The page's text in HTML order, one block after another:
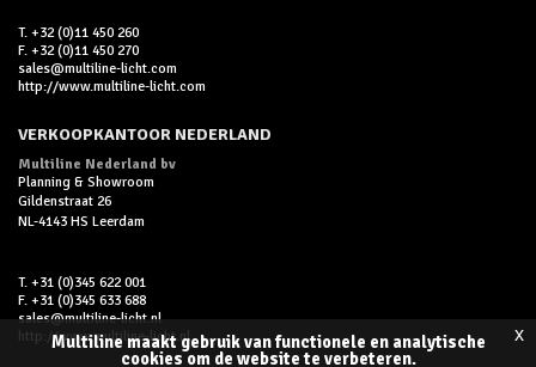
T. +32 (0)11 450 260
F. +32 (0)11 450 270
sales@multiline-licht.com
http://www.multiline-licht.com
VERKOOPKANTOOR NEDERLAND
Multiline Nederland bv
Planning & Showroom
Gildenstraat 26
NL-4143 HS Leerdam
T. +31 (0)345 622 001
F. +31 (0)345 633 688
sales@multiline-licht.nl
http://www.multiline-licht.nl
Multiline maakt gebruik van functionele en analytische
cookies om de website te verbeteren.
x